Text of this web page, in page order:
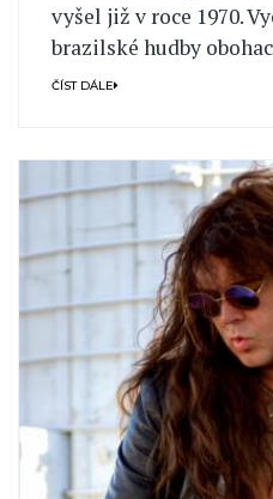
vyšel již v roce 1970.
brazilské hudby
ČÍST DÁLE